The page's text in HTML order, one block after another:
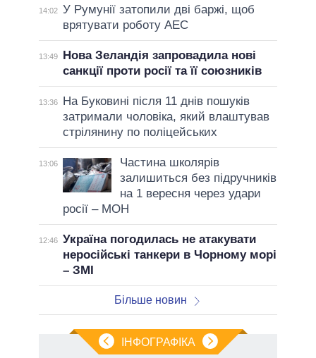
14:02 У Румунії затопили дві баржі, щоб
врятувати роботу АЕС
13:49
Нова Зеландія запровадила нові
санкції проти росії та її союзників
13:36
На Буковині після 11 днів пошуків
затримали чоловіка, який влаштував
стрілянину по поліцейських
13:06
Частина школярів
залишиться без підручників
на 1 вересня через удари
росії – МОН
12:46 Україна погодилась не атакувати
неросійські танкери в Чорному морі
– ЗМІ
Більше новин
ІНФОГРАФІКА